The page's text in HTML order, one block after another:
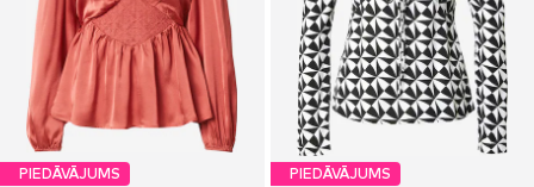
PIEDĀVĀJUMS PIEDĀVĀJUMS